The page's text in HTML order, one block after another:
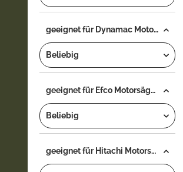
geeignet für Dynamac Motorsäge...
Beliebig
geeignet für Efco Motorsäge...
Beliebig
geeignet für Hitachi Motorsäge...